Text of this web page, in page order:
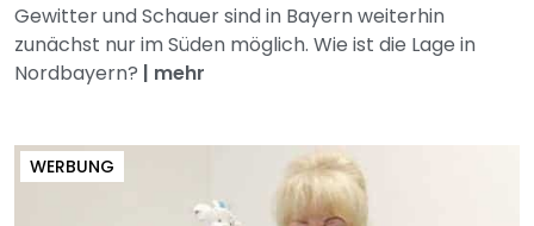
Gewitter und Schauer sind in Bayern weiterhin
zunächst nur im Süden möglich. Wie ist die Lage in
Nordbayern? | mehr
WERBUNG